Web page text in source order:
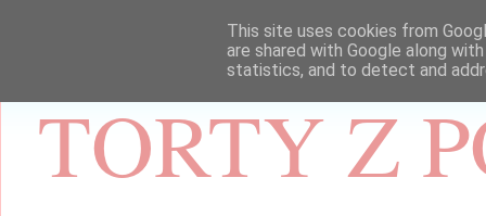
TORTY Z
This site uses cookies from
are shared with Google along
statistics, and to detect and